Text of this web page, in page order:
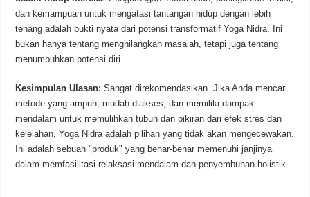
dan kemampuan untuk mengatasi tantangan hidup dengan lebih
tenang adalah bukti nyata dari potensi transformatif Yoga Nidra. Ini
bukan hanya tentang menghilangkan masalah, tetapi juga tentang
menumbuhkan potensi diri.
Kesimpulan Ulasan: Sangat direkomendasikan. Jika Anda mencari
metode yang ampuh, mudah diakses, dan memiliki dampak
mendalam untuk memulihkan tubuh dan pikiran dari efek stres dan
kelelahan, Yoga Nidra adalah pilihan yang tidak akan mengecewakan.
Ini adalah sebuah "produk" yang benar-benar memenuhi janjinya
dalam memfasilitasi relaksasi mendalam dan penyembuhan holistik.